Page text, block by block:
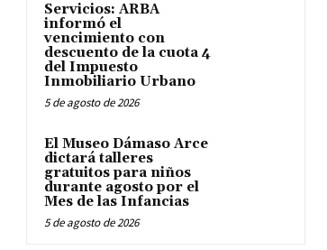
Servicios: ARBA
informó el
vencimiento con
descuento de la cuota 4
del Impuesto
Inmobiliario Urbano
5 de agosto de 2026
El Museo Dámaso Arce
dictará talleres
gratuitos para niños
durante agosto por el
Mes de las Infancias
5 de agosto de 2026